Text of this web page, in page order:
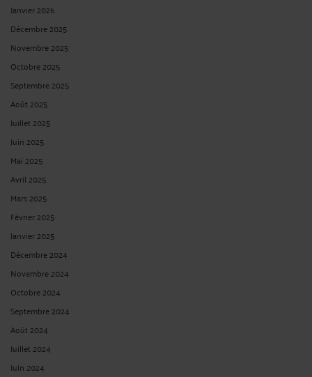
Janvier 2026
Décembre 2025
Novembre 2025
Octobre 2025
Septembre 2025
Août 2025
Juillet 2025
Juin 2025
Mai 2025
Avril 2025
Mars 2025
Février 2025
Janvier 2025
Décembre 2024
Novembre 2024
Octobre 2024
Septembre 2024
Août 2024
Juillet 2024
Juin 2024